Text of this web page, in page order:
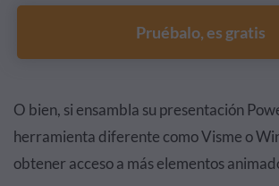
Pruébalo, es gratis
O bien, si ensambla su presentación
herramienta diferente como Visme o
obtener acceso a más elementos